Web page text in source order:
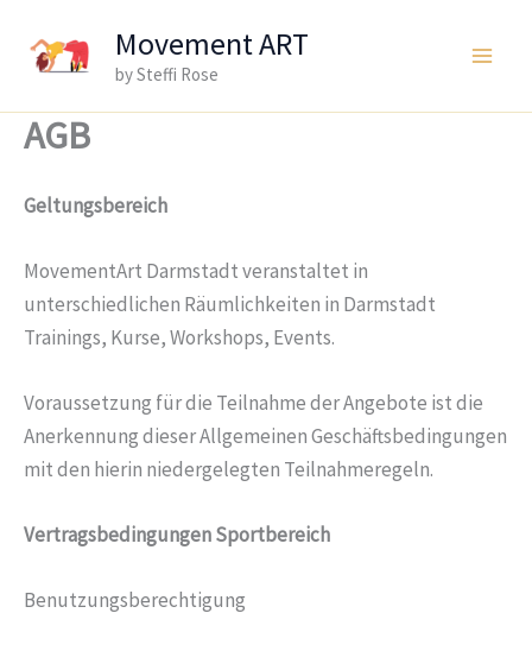
Inhalt
Movement ART
by Steffi Rose
AGB
Geltungsbereich
MovementArt Darmstadt veranstaltet in
unterschiedlichen Räumlichkeiten in Darmstadt
Trainings, Kurse, Workshops, Events.
Voraussetzung für die Teilnahme der Angebote ist die
Anerkennung dieser Allgemeinen Geschäftsbedingungen
mit den hierin niedergelegten Teilnahmeregeln.
Vertragsbedingungen Sportbereich
Benutzungsberechtigung